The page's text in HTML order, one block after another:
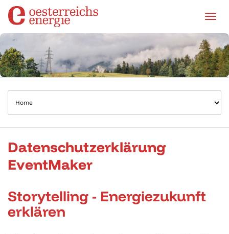
Datenschutzerklärung
EventMaker
Storytelling - Energiezukunft
erklären